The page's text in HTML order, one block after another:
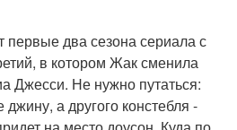
два сезона сериала с
в котором Жак сменила
Джесси. Не нужно путаться:
джину, а другого констебля -